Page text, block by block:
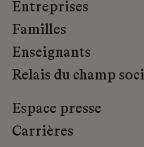
Entreprises
Familles
Enseignants
Relais du champ
Espace presse
Carrières